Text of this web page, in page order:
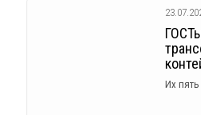
Их пять